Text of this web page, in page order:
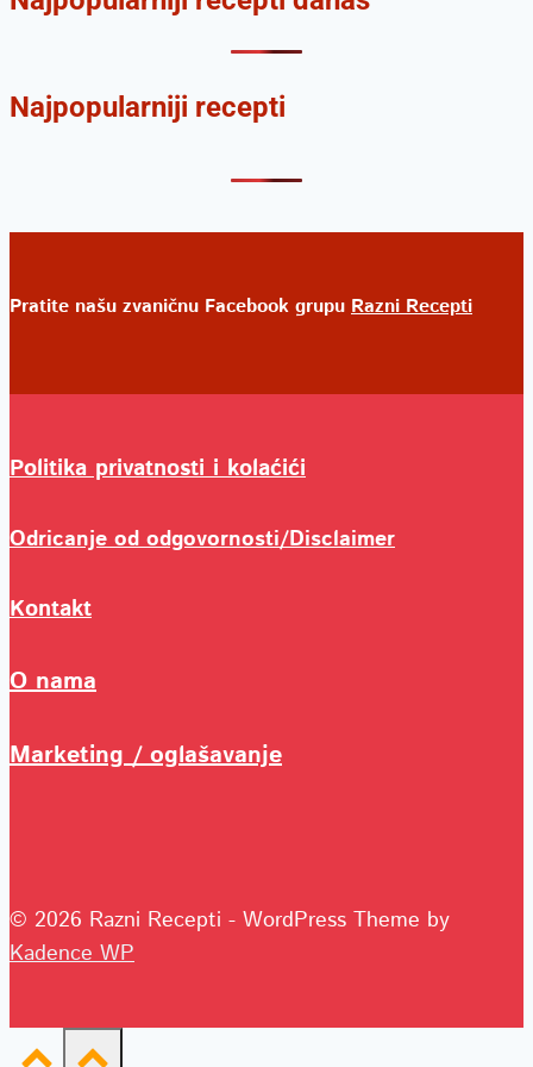
Najpopularniji recepti
Pratite našu zvaničnu Facebook grupu Razni Recepti
Politika privatnosti i kolaćići
Odricanje od odgovornosti/Disclaimer
Kontakt
O nama
Marketing / oglašavanje
© 2026 Razni Recepti - WordPress Theme by
Kadence WP